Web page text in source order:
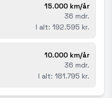
15.000 km/år
36 mdr.
I alt: 192.595 kr.
10.000 km/år
36 mdr.
I alt: 181.795 kr.